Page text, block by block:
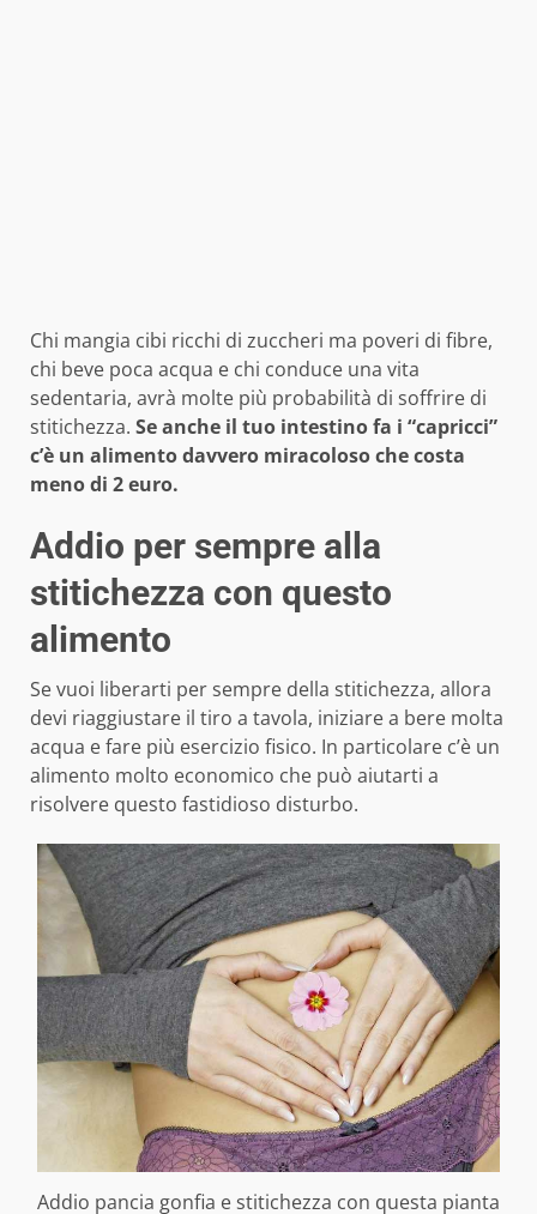
Chi mangia cibi ricchi di zuccheri ma poveri di fibre,
chi beve poca acqua e chi conduce una vita
sedentaria, avrà molte più probabilità di soffrire di
stitichezza. Se anche il tuo intestino fa i “capricci”
c’è un alimento davvero miracoloso che costa
meno di 2 euro.
Addio per sempre alla
stitichezza con questo
alimento
Se vuoi liberarti per sempre della stitichezza, allora
devi riaggiustare il tiro a tavola, iniziare a bere molta
acqua e fare più esercizio fisico. In particolare c’è un
alimento molto economico che può aiutarti a
risolvere questo fastidioso disturbo.
Addio pancia gonfia e stitichezza con questa pianta